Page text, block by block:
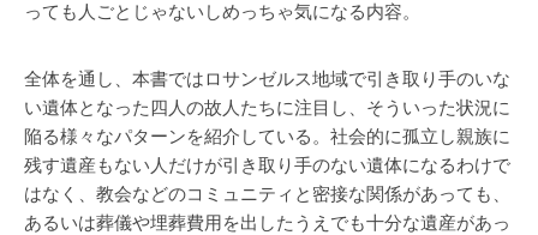
っても人ごとじゃないしめっちゃ気になる内容。
全体を通し、本書ではロサンゼルス地域で引き取り手のいな
い遺体となった四人の故人たちに注目し、そういった状況に
陥る様々なパターンを紹介している。社会的に孤立し親族に
残す遺産もない人だけが引き取り手のない遺体になるわけで
はなく、教会などのコミュニティと密接な関係があっても、
あるいは葬儀や埋葬費用を出したうえでも十分な遺産があっ